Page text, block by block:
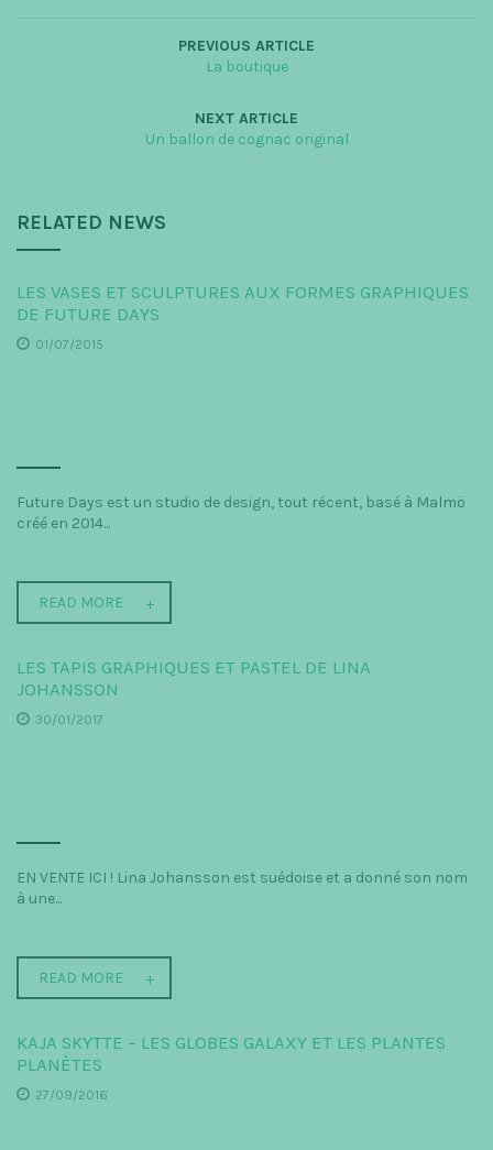
PREVIOUS ARTICLE
La boutique
NEXT ARTICLE
Un ballon de cognac original
RELATED NEWS
LES VASES ET SCULPTURES AUX FORMES GRAPHIQUES
DE FUTURE DAYS
01/07/2015
Future Days est un studio de design, tout récent, basé à Malmö
créé en 2014...
READ MORE
LES TAPIS GRAPHIQUES ET PASTEL DE LINA
JOHANSSON
30/01/2017
EN VENTE ICI ! Lina Johansson est suédoise et a donné son nom
à une...
READ MORE
KAJA SKYTTE – LES GLOBES GALAXY ET LES PLANTES
PLANÈTES
27/09/2016